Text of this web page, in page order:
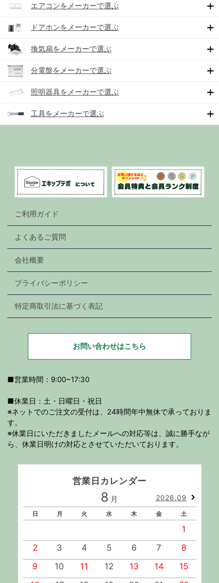
エアコンをメーカーで選ぶ
ドアホンをメーカーで選ぶ
換気扇をメーカーで選ぶ
分電盤をメーカーで選ぶ
照明器具をメーカーで選ぶ
工具をメーカーで選ぶ
ご利用ガイド
よくあるご質問
会社概要
プライバシーポリシー
特定商取引法に基づく表記
お問い合わせはこちら
■営業時間：9:00~17:30
■休業日：土・日曜日・祝日
※ネットでのご注文の受付は、24時間年中無休で承っておりま
す。
※休業日にいただきましたメールへの対応等は、誠に勝手なが
ら、休業日明けの対応とさせていただいております。
営業日カレンダー
8 月 2026.09
日 月 火 水 木 金 土
1
2
3 4 5 6 7
8
9
10 11 12 13 14
15